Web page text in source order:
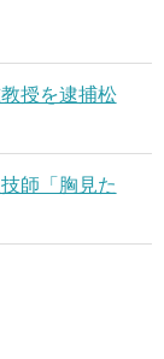
授を逮捕松
師「胸見た